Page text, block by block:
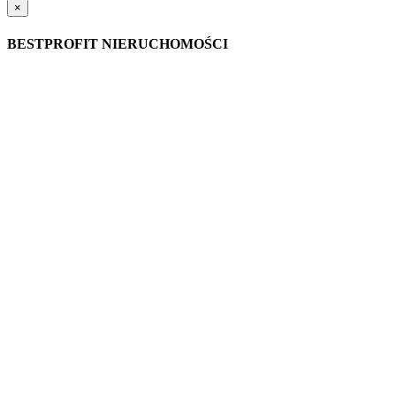
×
BESTPROFIT NIERUCHOMOŚCI